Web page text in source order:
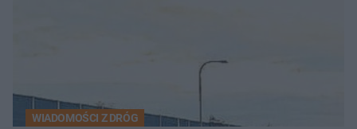
WIADOMOŚCI Z DRÓG